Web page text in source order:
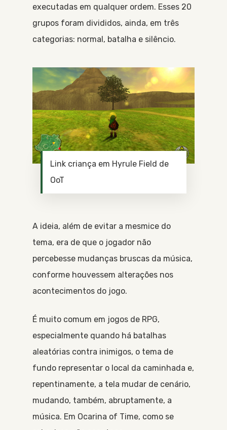
executadas em qualquer ordem. Esses 20
grupos foram divididos, ainda, em três
categorias: normal, batalha e silêncio.
Link criança em Hyrule Field de
OoT
A ideia, além de evitar a mesmice do
tema, era de que o jogador não
percebesse mudanças bruscas da música,
conforme houvessem alterações nos
acontecimentos do jogo.
É muito comum em jogos de RPG,
especialmente quando há batalhas
aleatórias contra inimigos, o tema de
fundo representar o local da caminhada e,
repentinamente, a tela mudar de cenário,
mudando, também, abruptamente, a
música. Em Ocarina of Time, como se